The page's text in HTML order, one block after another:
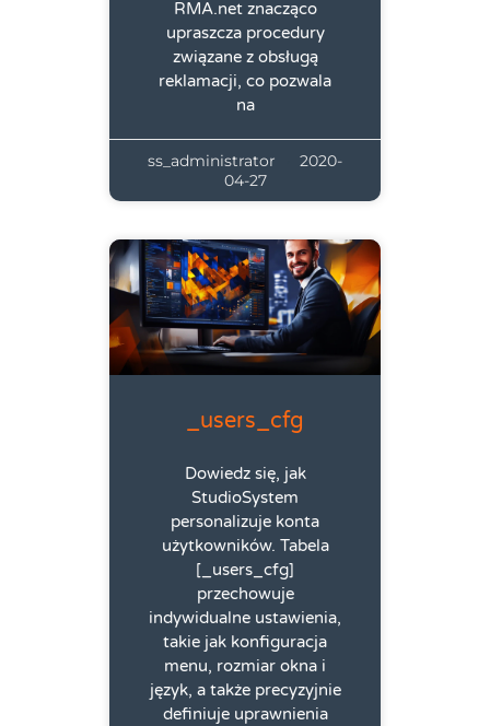
RMA.net znacząco
upraszcza procedury
związane z obsługą
reklamacji, co pozwala
na
ss_administrator
2020-
04-27
_users_cfg
Dowiedz się, jak
StudioSystem
personalizuje konta
użytkowników. Tabela
[_users_cfg]
przechowuje
indywidualne ustawienia,
takie jak konfiguracja
menu, rozmiar okna i
język, a także precyzyjnie
definiuje uprawnienia